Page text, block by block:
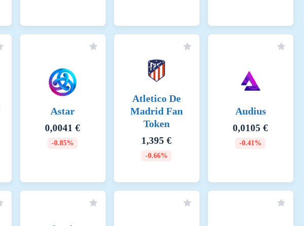
Cross-Chain Fees: Interoperability Costs: BSC supports cross-chain compatibility, allowing assets
Chain. These cross-chain operations incur minimal fees, facilitating seamless asset transfers
Deployment and Execution Costs: Deploying and interacting with smart contracts on BSC
required. These fees are also paid in BNB and are designed to be cost-effective, encouraging
based on the activity of the crypto-asset within the network. When calculating the energy
Astar
0,0041 €
-0.85%
Atletico De
Madrid Fan
Token
1,395 €
-0.66%
Audius
0,0105 €
-0.41%